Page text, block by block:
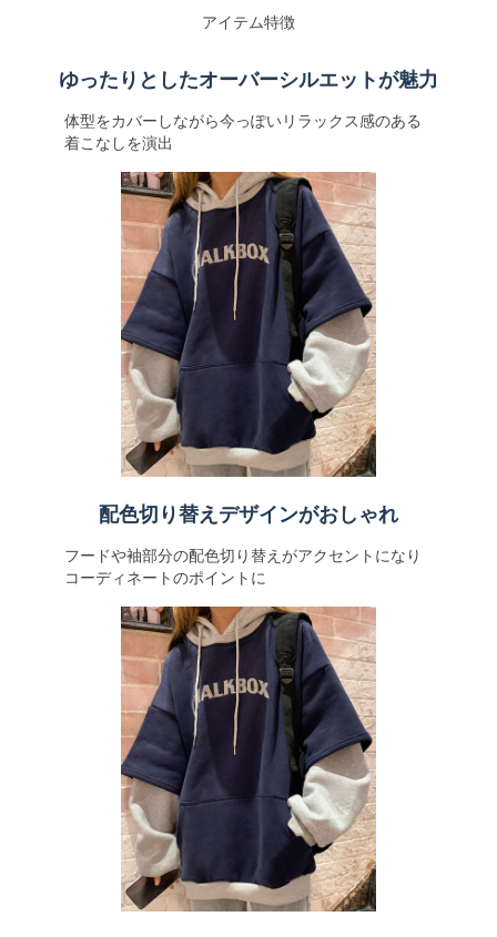
アイテム特徴
ゆったりとしたオーバーシルエットが魅力
体型をカバーしながら今っぽいリラックス感のある
着こなしを演出
配色切り替えデザインがおしゃれ
フードや袖部分の配色切り替えがアクセントになり
コーディネートのポイントに